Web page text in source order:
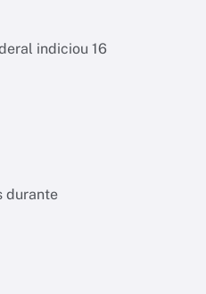
indiciou 16
durante